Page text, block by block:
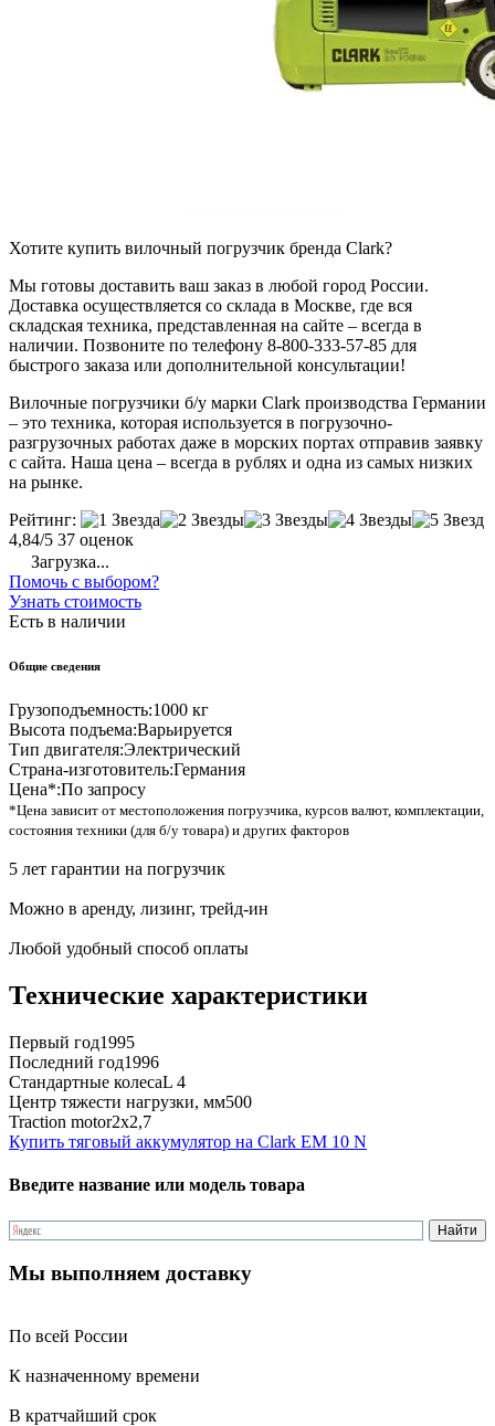
Хотите купить вилочный погрузчик бренда Clark?
Мы готовы доставить ваш заказ в любой город России.
Доставка осуществляется со склада в Москве, где вся
складская техника, представленная на сайте – всегда в
наличии. Позвоните по телефону 8-800-333-57-85 для
быстрого заказа или дополнительной консультации!
Вилочные погрузчики б/у марки Clark производства Германии
– это техника, которая используется в погрузочно-
разгрузочных работах даже в морских портах отправив заявку
с сайта. Наша цена – всегда в рублях и одна из самых низких
на рынке.
Рейтинг:
4,84/5 37 оценок
Загрузка...
Помочь с выбором?
Узнать стоимость
Есть в наличии
Общие сведения
Грузоподъемность:1000 кг
Высота подъема:Варьируется
Тип двигателя:Электрический
Страна-изготовитель:Германия
Цена*:По запросу
*Цена зависит от местоположения погрузчика, курсов валют, комплектации,
состояния техники (для б/у товара) и других факторов
5 лет гарантии на погрузчик
Можно в аренду, лизинг, трейд-ин
Любой удобный способ оплаты
Технические характеристики
Первый год1995
Последний год1996
Стандартные колесаL 4
Центр тяжести нагрузки, мм500
Traction motor2x2,7
Купить тяговый аккумулятор на Clark EM 10 N
Введите название или модель товара
Мы выполняем доставку
По всей России
К назначенному времени
В кратчайший срок